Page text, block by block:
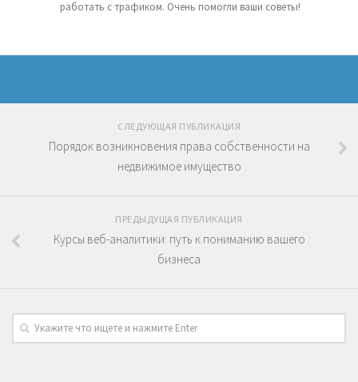
работать с трафиком. Очень помогли ваши советы!
СЛЕДУЮЩАЯ ПУБЛИКАЦИЯ
Порядок возникновения права собственности на
недвижимое имущество
ПРЕДЫДУЩАЯ ПУБЛИКАЦИЯ
Курсы веб-аналитики: путь к пониманию вашего
бизнеса